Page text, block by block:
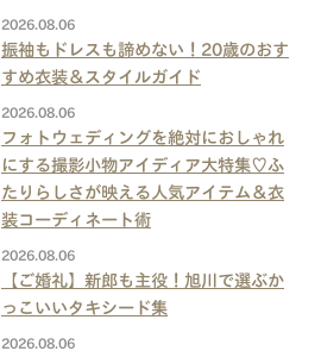
2026.08.06
振袖もドレスも諦めない！20歳のおす
すめ衣装＆スタイルガイド
2026.08.06
フォトウェディングを絶対におしゃれ
にする撮影小物アイディア大特集♡ふ
たりらしさが映える人気アイテム＆衣
装コーディネート術
2026.08.06
【ご婚礼】新郎も主役！旭川で選ぶか
っこいいタキシード集
2026.08.06